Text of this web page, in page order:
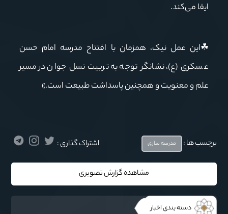
ایفا می‌کند.
☘این عمل نیک، همزمان با افتتاح مدرسه امام حسن
عسکری (ع)، نشانگر توجه به تربیت نسل جوان در مسیر
علم و معنویت و همچنین پاسداشت طبیعت است.»
برچسب ها : مدرسه سازی اشتراک گذاری :
مشاهده گزارش تصویری
دسته بندی اخبار